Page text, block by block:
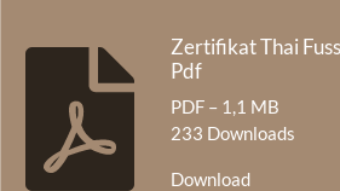
Zertifikat Thai
Pdf
PDF – 1,1 MB
233 Downloads
Download